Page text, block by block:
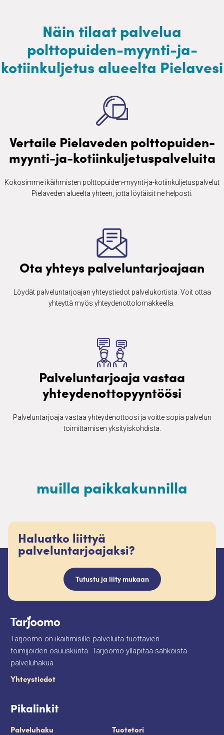
Näin tilaat palvelua
polttopuiden-myynti-ja-
kotiinkuljetus alueelta Pielavesi
Vertaile Pielaveden polttopuiden-
myynti-ja-kotiinkuljetuspalveluita
Kokosimme ikäihmisten ​polttopuiden-myynti-ja-kotiinkuljetuspalvelut
Pielaveden alueelta yhteen, jotta löytäisit ne helposti.
Ota yhteys palveluntarjoajaan
Löydät palveluntarjoajan yhteystiedot palvelukortista. Voit ottaa
yhteyttä myös yhteydenottolomakkeella. ​
Palveluntarjoaja vastaa
yhteydenottopyyntöösi
Palveluntarjoaja vastaa yhteydenottoosi ja voitte sopia palvelun
toimittamisen yksityiskohdista.
muilla paikkakunnilla
Haluatko liittyä
palveluntarjoajaksi?
Tutustu ja liity mukaan
Tarjoomo on ikäihmisille palveluita tuottavien
toimijoiden osuuskunta. Tarjoomo ylläpitää sähköistä
palveluhakua.
Yhteystiedot
Pikalinkit
Palveluhaku
Tuotetori